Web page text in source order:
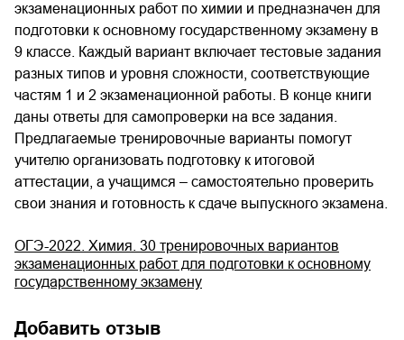
экзаменационных работ по химии и предназначен для
подготовки к основному государственному экзамену в
9 классе. Каждый вариант включает тестовые задания
разных типов и уровня сложности, соответствующие
частям 1 и 2 экзаменационной работы. В конце книги
даны ответы для самопроверки на все задания.
Предлагаемые тренировочные варианты помогут
учителю организовать подготовку к итоговой
аттестации, а учащимся – самостоятельно проверить
свои знания и готовность к сдаче выпускного экзамена.
ОГЭ-2022. Химия. 30 тренировочных вариантов
экзаменационных работ для подготовки к основному
государственному экзамену
Добавить отзыв